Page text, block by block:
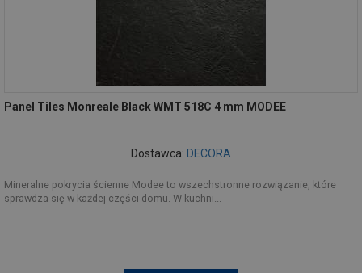
Panel Tiles Monreale Black WMT 518C 4 mm MODEE
Dostawca: DECORA
Mineralne pokrycia ścienne Modee to wszechstronne rozwiązanie, które
sprawdza się w każdej części domu. W kuchni...